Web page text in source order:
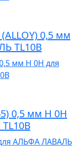
0,5 мм
TL10B
0,5 мм H 0H